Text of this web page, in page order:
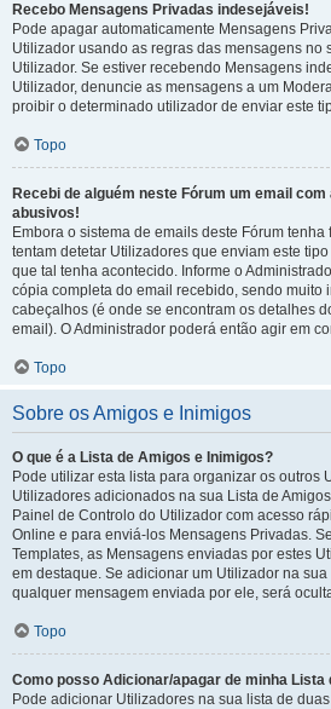
Recebo Mensagens Privadas indesejáveis!
Pode apagar automaticamente Mensagens
Utilizador usando as regras das mensagens no
Utilizador. Se estiver recebendo Mensagens
Utilizador, denuncie as mensagens a um
proibir o determinado utilizador de enviar este
Topo
Recebi de alguém neste Fórum um email
abusivos!
Embora o sistema de emails deste Fórum
tentam detetar Utilizadores que enviam este
que tal tenha acontecido. Informe o
cópia completa do email recebido, sendo muito
cabeçalhos (é onde se encontram os detalhes
email). O Administrador poderá então agir em
Topo
Sobre os Amigos e Inimigos
O que é a Lista de Amigos e Inimigos?
Pode utilizar esta lista para organizar os outros
Utilizadores adicionados na sua Lista de
Painel de Controlo do Utilizador com acesso
Online e para enviá-los Mensagens Privadas.
Templates, as Mensagens enviadas por estes
em destaque. Se adicionar um Utilizador na
qualquer mensagem enviada por ele, será
Topo
Como posso Adicionar/apagar de minha Lista
Pode adicionar Utilizadores na sua lista de